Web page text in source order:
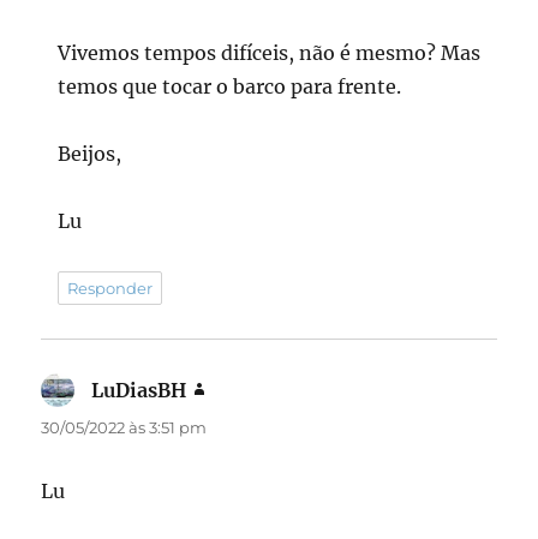
Vivemos tempos difíceis, não é mesmo? Mas
temos que tocar o barco para frente.
Beijos,
Lu
Responder
LuDiasBH
30/05/2022 às 3:51 pm
Lu